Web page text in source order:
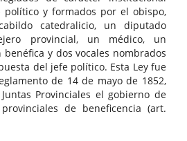
y formados por el obispo,
catedralicio, un diputado
provincial, un médico, un
y dos vocales nombrados
del jefe político. Esta Ley fue
de 14 de mayo de 1852,
Provinciales el gobierno de
de beneficencia (art.